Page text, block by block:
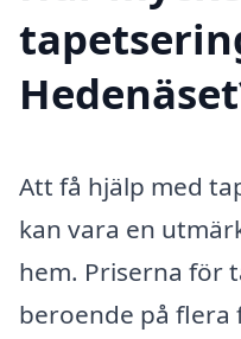
Att få hjälp med
kan vara en
hem. Priserna för
beroende på flera